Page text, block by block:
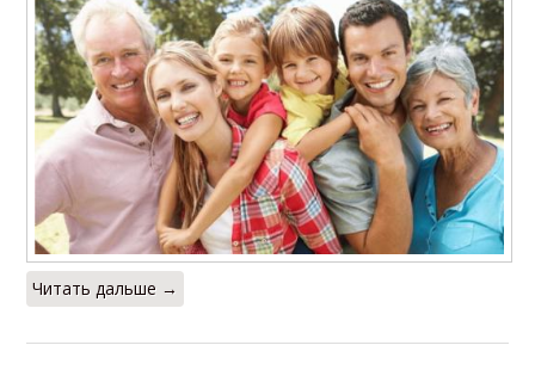
Читать дальше →